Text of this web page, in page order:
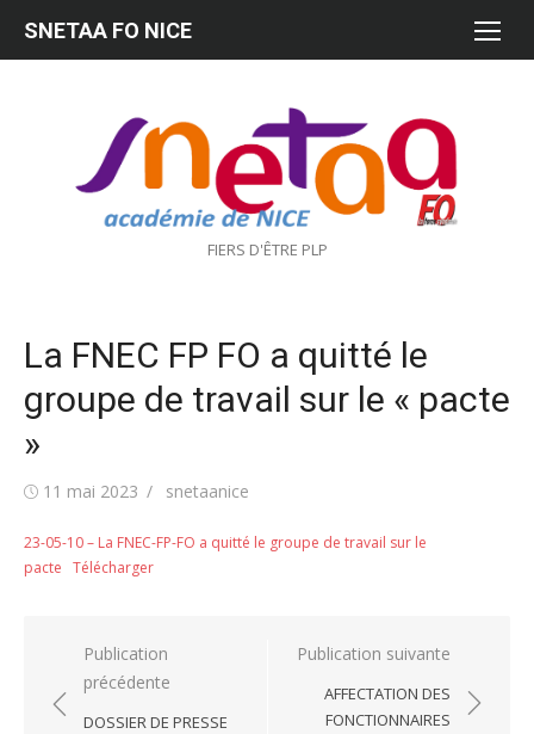
FIERS D'ÊTRE PLP
SNETAA FO NICE
La FNEC FP FO a quitté le
groupe de travail sur le « pacte
»
Publié11 mai 2023 Auteur/autrice
snetaanice
23-05-10 – La FNEC-FP-FO a quitté le groupe de travail sur le
pacte Télécharger
Navigation
de
l’article
Publication
précédente
DOSSIER DE PRESSE
Publication suivante
AFFECTATION DES
FONCTIONNAIRES